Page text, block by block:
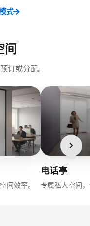
式
间
订或分配。
间效率。
电话亭
专属私人空间